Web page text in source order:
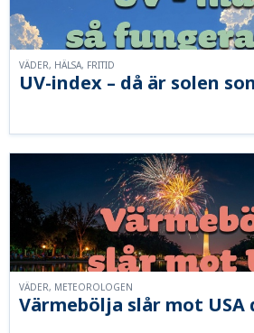
UV-index – då är solen
VÄDER, HÄLSA, FRITID
Värmebölja slår mot USA
VÄDER, METEOROLOGEN